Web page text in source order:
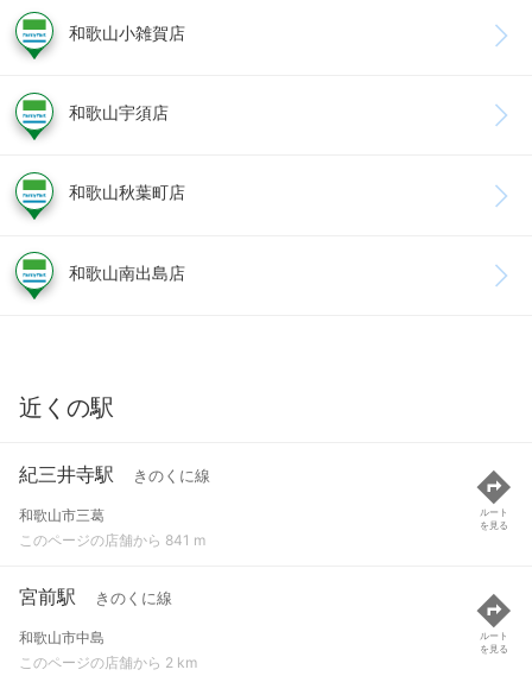
和歌山小雑賀店
和歌山宇須店
和歌山秋葉町店
和歌山南出島店
近くの駅
紀三井寺駅 きのくに線
和歌山市三葛
このページの店舗から 841 m
ルート
を見る
宮前駅 きのくに線
和歌山市中島
このページの店舗から 2 km
ルート
を見る